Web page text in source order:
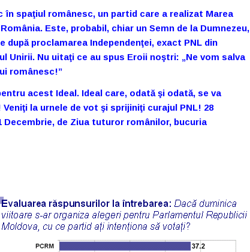
spaţiul românesc, un partid care a realizat Marea
Este, probabil, chiar un Semn de la Dumnezeu,
după proclamarea Independenţei, exact PNL din
Unirii. Nu uitaţi ce au spus Eroii noştri: „Ne vom salva
românesc!”
acest Ideal. Ideal care, odată şi odată, se va
la urnele de vot şi sprijiniţi curajul PNL! 28
de Ziua tuturor românilor, bucuria